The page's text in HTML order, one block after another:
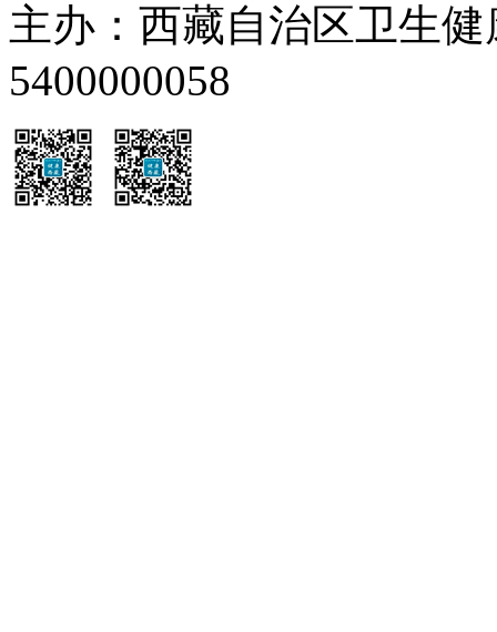
主办：西藏自治区卫生
5400000058